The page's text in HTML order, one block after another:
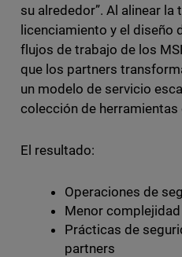
su alrededor”. Al alinear la
licenciamiento y el diseño
flujos de trabajo de los
que los partners
un modelo de servicio
colección de
El resultado:
Operaciones de
Menor
Prácticas de
partners